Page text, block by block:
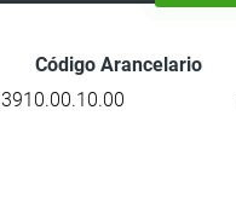
Código Arancelario
3910.00.10.00